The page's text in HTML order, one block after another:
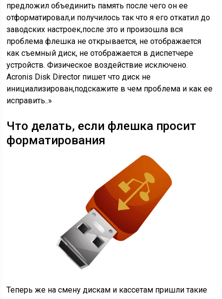
предложил объединить память после чего он ее
отформатировал,и получилось так что я его откатил до
заводских настроек,после это и произошла вся
проблема флешка не открывается, не отображается
как съемный диск, не отображается в диспетчере
устройств. Физическое воздействие исключено.
Acronis Disk Director пишет что диск не
инициализирован,подскажите в чем проблема и как ее
исправить..»
Что делать, если флешка просит
форматирования
Теперь же на смену дискам и кассетам пришли такие